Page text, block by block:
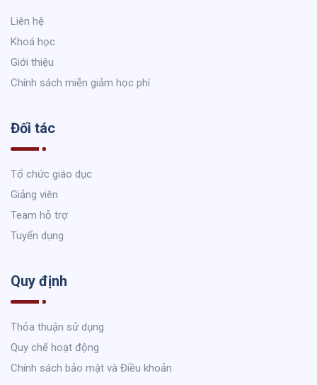
Liên hệ
Khoá học
Giới thiệu
Chính sách miễn giảm học phí
Đối tác
Tổ chức giáo dục
Giảng viên
Team hỗ trợ
Tuyển dụng
Quy định
Thỏa thuận sử dụng
Quy chế hoạt động
Chính sách bảo mật và Điều khoản